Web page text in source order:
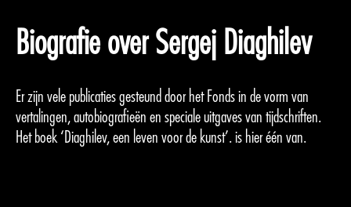
Biografie over Sergej Diaghilev
Er zijn vele publicaties gesteund door het Fonds in de vorm van
vertalingen, autobiografieën en speciale uitgaves van tijdschriften.
Het boek ‘Diaghilev, een leven voor de kunst’. is hier één van.